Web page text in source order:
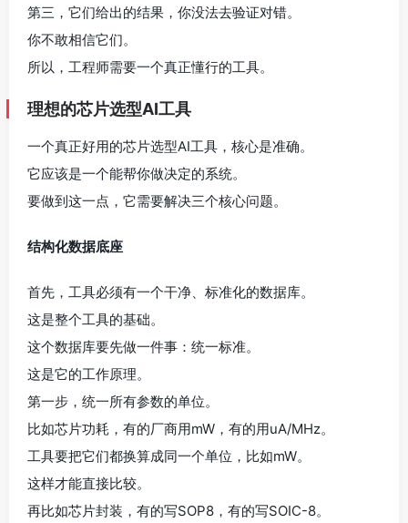
第三，它们给出的结果，你没法去验证对错。
你不敢相信它们。
所以，工程师需要一个真正懂行的工具。
理想的芯片选型AI工具
一个真正好用的芯片选型AI工具，核心是准确。
它应该是一个能帮你做决定的系统。
要做到这一点，它需要解决三个核心问题。
结构化数据底座
首先，工具必须有一个干净、标准化的数据库。
这是整个工具的基础。
这个数据库要先做一件事：统一标准。
这是它的工作原理。
第一步，统一所有参数的单位。
比如芯片功耗，有的厂商用mW，有的用uA/MHz。
工具要把它们都换算成同一个单位，比如mW。
这样才能直接比较。
再比如芯片封装，有的写SOP8，有的写SOIC-8。